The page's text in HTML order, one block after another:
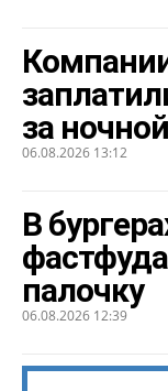
за
06.08.2026 13:12
В
палочку
06.08.2026 12:39